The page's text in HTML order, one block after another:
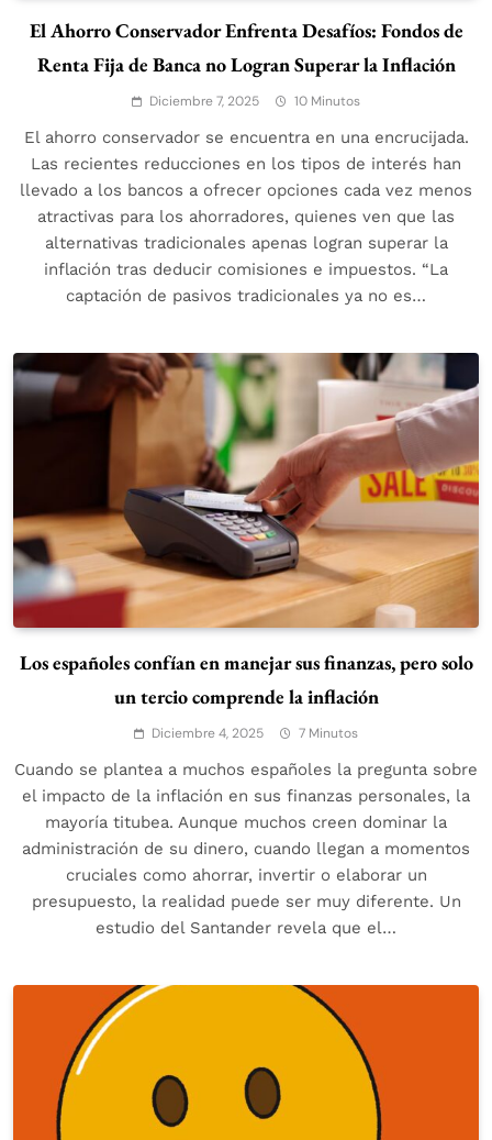
El Ahorro Conservador Enfrenta Desafíos: Fondos de
Renta Fija de Banca no Logran Superar la Inflación
Diciembre 7, 2025 10 Minutos
El ahorro conservador se encuentra en una encrucijada.
Las recientes reducciones en los tipos de interés han
llevado a los bancos a ofrecer opciones cada vez menos
atractivas para los ahorradores, quienes ven que las
alternativas tradicionales apenas logran superar la
inflación tras deducir comisiones e impuestos. “La
captación de pasivos tradicionales ya no es…
Los españoles confían en manejar sus finanzas, pero solo
un tercio comprende la inflación
Diciembre 4, 2025 7 Minutos
Cuando se plantea a muchos españoles la pregunta sobre
el impacto de la inflación en sus finanzas personales, la
mayoría titubea. Aunque muchos creen dominar la
administración de su dinero, cuando llegan a momentos
cruciales como ahorrar, invertir o elaborar un
presupuesto, la realidad puede ser muy diferente. Un
estudio del Santander revela que el…